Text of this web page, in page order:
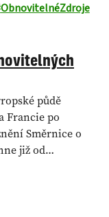
ObnovitelnéZdroje
půdě
Francie po
Směrnice o
již od…